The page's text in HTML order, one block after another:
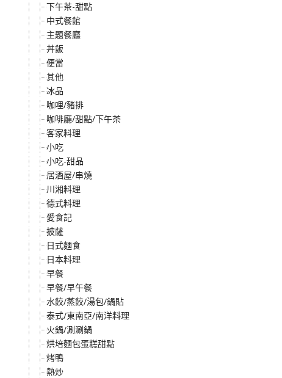
下午茶-甜點
中式餐館
主題餐廳
丼飯
便當
其他
冰品
咖哩/豬排
咖啡廳/甜點/下午茶
客家料理
小吃
小吃-甜品
居酒屋/串燒
川湘料理
德式料理
愛食記
披薩
日式麵食
日本料理
早餐
早餐/早午餐
水餃/蒸餃/湯包/鍋貼
泰式/東南亞/南洋料理
火鍋/涮涮鍋
烘培麵包蛋糕甜點
烤鴨
熱炒